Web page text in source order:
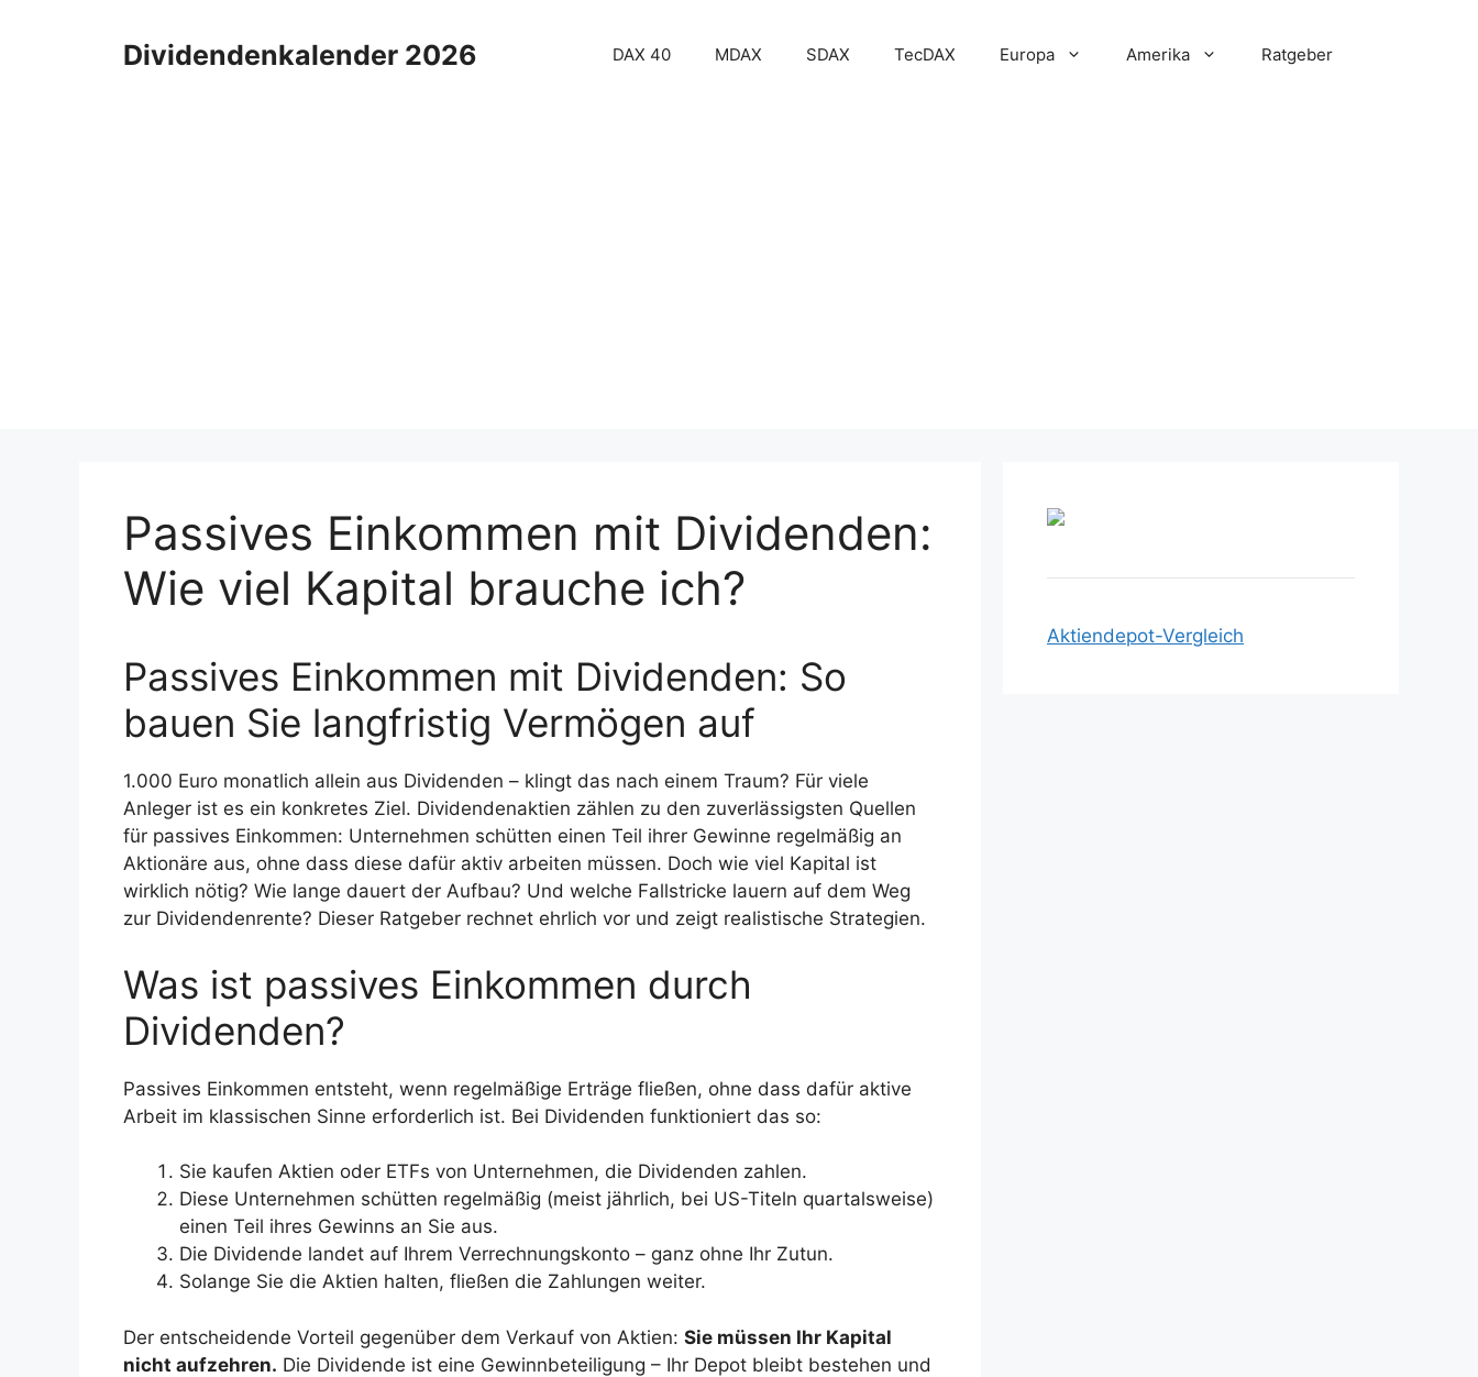
Dividendenkalender 2026 DAX 40 MDAX SDAX TecDAX Europa Amerika Ratgeber
Passives Einkommen mit Dividenden:
Wie viel Kapital brauche ich?
Passives Einkommen mit Dividenden: So
bauen Sie langfristig Vermögen auf
1.000 Euro monatlich allein aus Dividenden – klingt das nach einem Traum? Für viele
Anleger ist es ein konkretes Ziel. Dividendenaktien zählen zu den zuverlässigsten Quellen
für passives Einkommen: Unternehmen schütten einen Teil ihrer Gewinne regelmäßig an
Aktionäre aus, ohne dass diese dafür aktiv arbeiten müssen. Doch wie viel Kapital ist
wirklich nötig? Wie lange dauert der Aufbau? Und welche Fallstricke lauern auf dem Weg
zur Dividendenrente? Dieser Ratgeber rechnet ehrlich vor und zeigt realistische Strategien.
Was ist passives Einkommen durch
Dividenden?
Passives Einkommen entsteht, wenn regelmäßige Erträge fließen, ohne dass dafür aktive
Arbeit im klassischen Sinne erforderlich ist. Bei Dividenden funktioniert das so:
Sie kaufen Aktien oder ETFs von Unternehmen, die Dividenden zahlen.
Diese Unternehmen schütten regelmäßig (meist jährlich, bei US-Titeln quartalsweise)
einen Teil ihres Gewinns an Sie aus.
Die Dividende landet auf Ihrem Verrechnungskonto – ganz ohne Ihr Zutun.
Solange Sie die Aktien halten, fließen die Zahlungen weiter.
Der entscheidende Vorteil gegenüber dem Verkauf von Aktien: Sie müssen Ihr Kapital
nicht aufzehren. Die Dividende ist eine Gewinnbeteiligung – Ihr Depot bleibt bestehen und
Aktiendepot-Vergleich